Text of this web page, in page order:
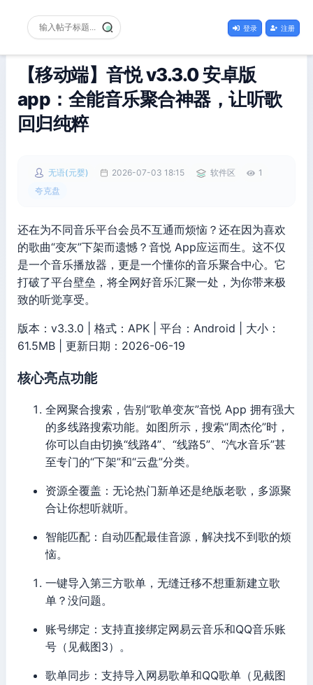
登录 注册
【移动端】音悦 v3.3.0 安卓版
app：全能音乐聚合神器，让听歌
回归纯粹
无语(元婴) 2026-07-03 18:15 软件区
1
夸克盘
还在为不同音乐平台会员不互通而烦恼？还在因为喜欢
的歌曲“变灰”下架而遗憾？音悦 App应运而生。这不仅
是一个音乐播放器，更是一个懂你的音乐聚合中心。它
打破了平台壁垒，将全网好音乐汇聚一处，为你带来极
致的听觉享受。
版本：v3.3.0 | 格式：APK | 平台：Android | 大小：
61.5MB | 更新日期：2026-06-19
核心亮点功能
全网聚合搜索，告别“歌单变灰”音悦 App 拥有强大
的多线路搜索功能。如图所示，搜索“周杰伦”时，
你可以自由切换“线路4”、“线路5”、“汽水音乐”甚
至专门的“下架”和“云盘”分类。
资源全覆盖：无论热门新单还是绝版老歌，多源聚
合让你想听就听。
智能匹配：自动匹配最佳音源，解决找不到歌的烦
恼。
一键导入第三方歌单，无缝迁移不想重新建立歌
单？没问题。
账号绑定：支持直接绑定网易云音乐和QQ音乐账
号（见截图3）。
歌单同步：支持导入网易歌单和QQ歌单（见截图